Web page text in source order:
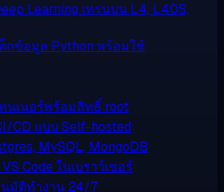
Learning เทรนบน L4, L40S,
กข้อมูล Python พร้อมใช้
นเนอร์พร้อมสิทธิ์ root
CD แบบ Self-hosted
MySQL, MongoDB
VS Code ในเบราว์เซอร์
มัติทำงาน 24/7